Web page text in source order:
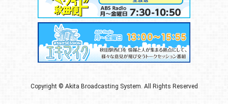
Copyright © Akita Broadcasting System. All Rights Reserved